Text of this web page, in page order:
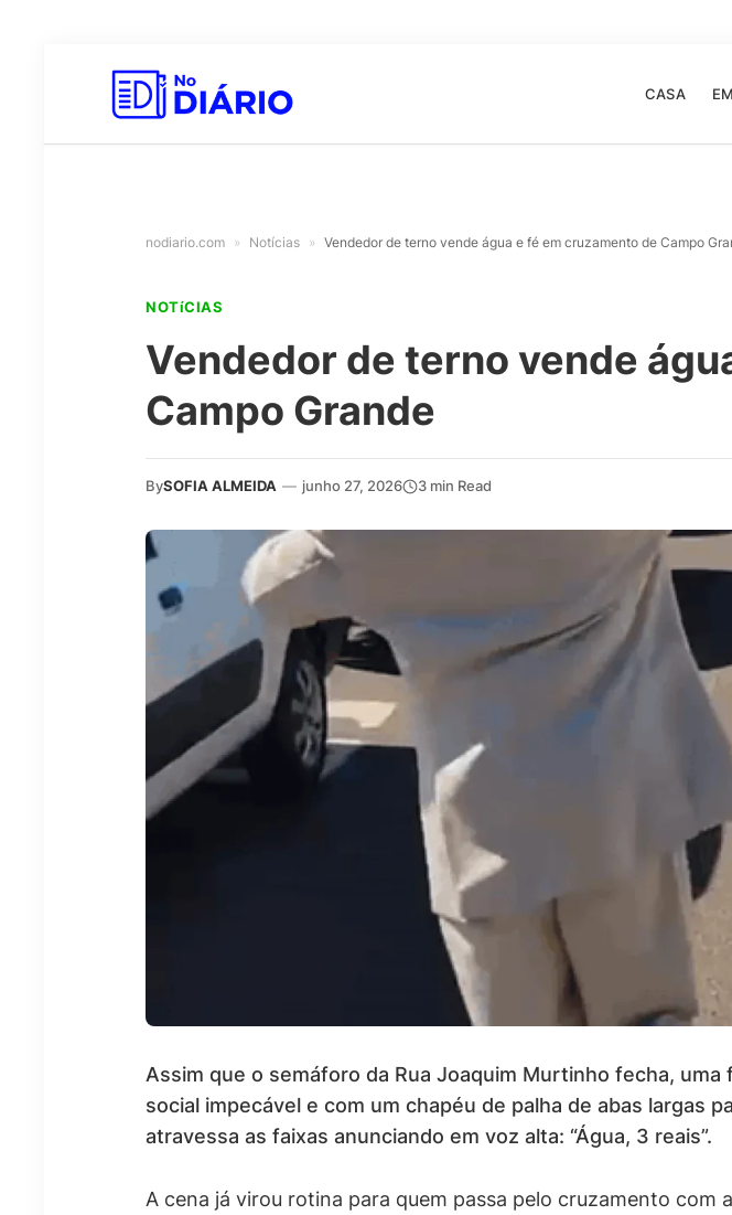
CASA
nodiario.com » Notícias » Vendedor de terno vende água e fé em cruzamento de Campo
NOTíCIAS
Vendedor de terno vende
Campo Grande
BySOFIA ALMEIDA — junho 27, 2026 3 min Read
Assim que o semáforo da Rua Joaquim Murtinho fecha,
social impecável e com um chapéu de palha de abas largas
atravessa as faixas anunciando em voz alta: “Água, 3 reais”.
A cena já virou rotina para quem passa pelo cruzamento com